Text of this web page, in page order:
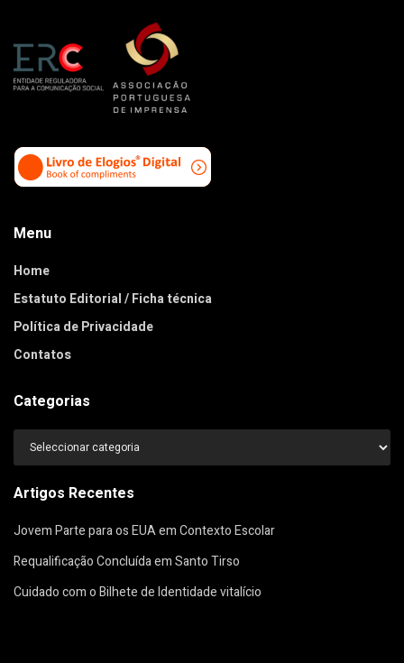
Menu
Home
Estatuto Editorial / Ficha técnica
Política de Privacidade
Contatos
Categorias
Categorias
Artigos Recentes
Jovem Parte para os EUA em Contexto Escolar
Requalificação Concluída em Santo Tirso
Cuidado com o Bilhete de Identidade vitalício